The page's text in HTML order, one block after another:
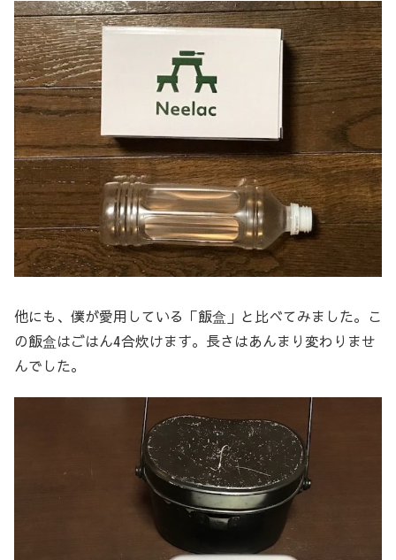
他にも、僕が愛用している「飯盒」と比べてみました。こ
の飯盒はごはん4合炊けます。長さはあんまり変わりませ
んでした。